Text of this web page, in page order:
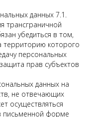
данных 7.1.
трансграничной
убедиться в том,
территорию которого
персональных
прав субъектов
данных на
не отвечающих
осуществляться
письменной форме